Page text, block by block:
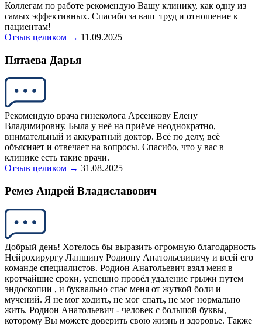
Коллегам по работе рекомендую Вашу клинику, как одну из
самых эффективных. Спасибо за ваш труд и отношение к
пациентам!
Отзыв целиком → 11.09.2025
Пятаева Дарья
Рекомендую врача гинеколога Арсенкову Елену
Владимировну. Была у неё на приёме неоднократно,
внимательный и аккуратный доктор. Всё по делу, всё
объясняет и отвечает на вопросы. Спасибо, что у вас в
клинике есть такие врачи.
Отзыв целиком → 31.08.2025
Ремез Андрей Владиславович
Добрый день! Хотелось бы выразить огромную благодарность
Нейрохирургу Лапшину Родиону Анатольевивичу и всей его
команде специалистов. Родион Анатольевич взял меня в
кротчайшие сроки, успешно провёл удаление грыжи путем
эндоскопии , и буквально спас меня от жуткой боли и
мучений. Я не мог ходить, не мог спать, не мог нормально
жить. Родион Анатольевич - человек с большой буквы,
которому Вы можете доверить свою жизнь и здоровье. Также